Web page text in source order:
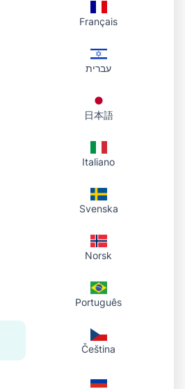
Français
עברית
日本語
Italiano
Svenska
Norsk
Português
Čeština